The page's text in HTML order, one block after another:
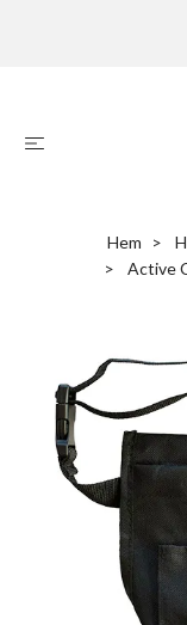
Hem
Active